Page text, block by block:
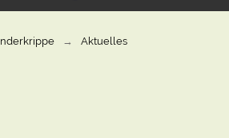
→ Aktuelles